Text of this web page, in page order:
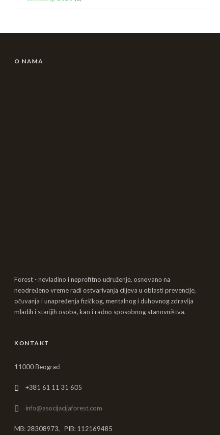
O NAMA
Forest - nevladino i neprofitno udruženje, osnovano na
neodređeno vreme radi ostvarivanja ciljeva u oblasti prevencije,
očuvanja i unapređenja fizičkog, mentalnog i duhovnog zdravlja
mladih i starijih osoba, kao i radno sposobnog stanovništva.
KONTAKT
11000 Beograd
+381 61 11 31 605
info@asocijacijaforest.com
MB: 28308973, PIB: 112169485